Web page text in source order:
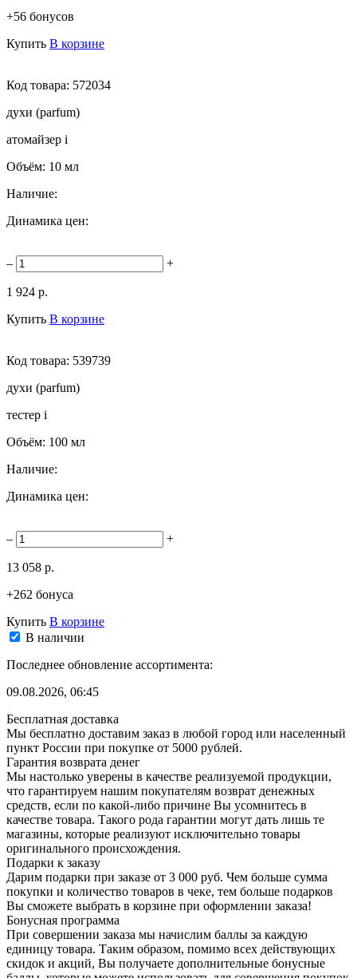
+56 бонусов
Купить В корзине
Код товара: 572034
духи (parfum)
атомайзер i
Объём: 10 мл
Наличие:
Динамика цен:
– +
1 924 р.
Купить В корзине
Код товара: 539739
духи (parfum)
тестер i
Объём: 100 мл
Наличие:
Динамика цен:
– +
13 058 р.
+262 бонуса
Купить В корзине
В наличии
Последнее обновление ассортимента:
09.08.2026, 06:45
Бесплатная доставка
Мы бесплатно доставим заказ в любой город или населенный
пункт России при покупке от 5000 рублей.
Гарантия возврата денег
Мы настолько уверены в качестве реализуемой продукции,
что гарантируем нашим покупателям возврат денежных
средств, если по какой-либо причине Вы усомнитесь в
качестве товара. Такого рода гарантии могут дать лишь те
магазины, которые реализуют исключительно товары
оригинального происхождения.
Подарки к заказу
Дарим подарки при заказе от 3 000 руб. Чем больше сумма
покупки и количество товаров в чеке, тем больше подарков
Вы сможете выбрать в корзине при оформлении заказа!
Бонусная программа
При совершении заказа мы начислим баллы за каждую
единицу товара. Таким образом, помимо всех действующих
скидок и акций, Вы получаете дополнительные бонусные